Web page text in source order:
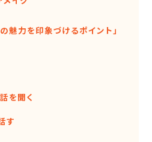
魅力を印象づけるポイント」
を聞く
す